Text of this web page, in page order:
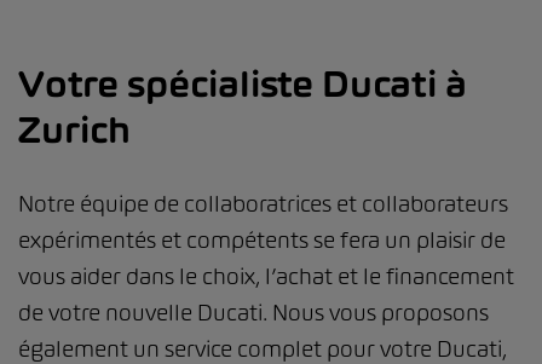
Votre spécialiste Ducati à
Zurich
Notre équipe de collaboratrices et collaborateurs
expérimentés et compétents se fera un plaisir de
vous aider dans le choix, l’achat et le financement
de votre nouvelle Ducati. Nous vous proposons
également un service complet pour votre Ducati,